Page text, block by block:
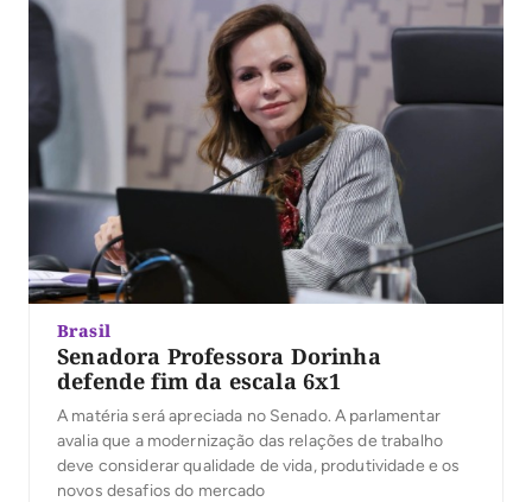
Brasil
Senadora Professora Dorinha
defende fim da escala 6x1
A matéria será apreciada no Senado. A parlamentar
avalia que a modernização das relações de trabalho
deve considerar qualidade de vida, produtividade e os
novos desafios do mercado